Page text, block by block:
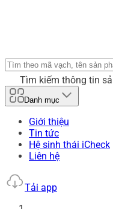
Tìm kiếm thông tin
Danh mục
Giới thiệu
Tin tức
Hệ sinh thái iCheck
Liên hệ
Tải app